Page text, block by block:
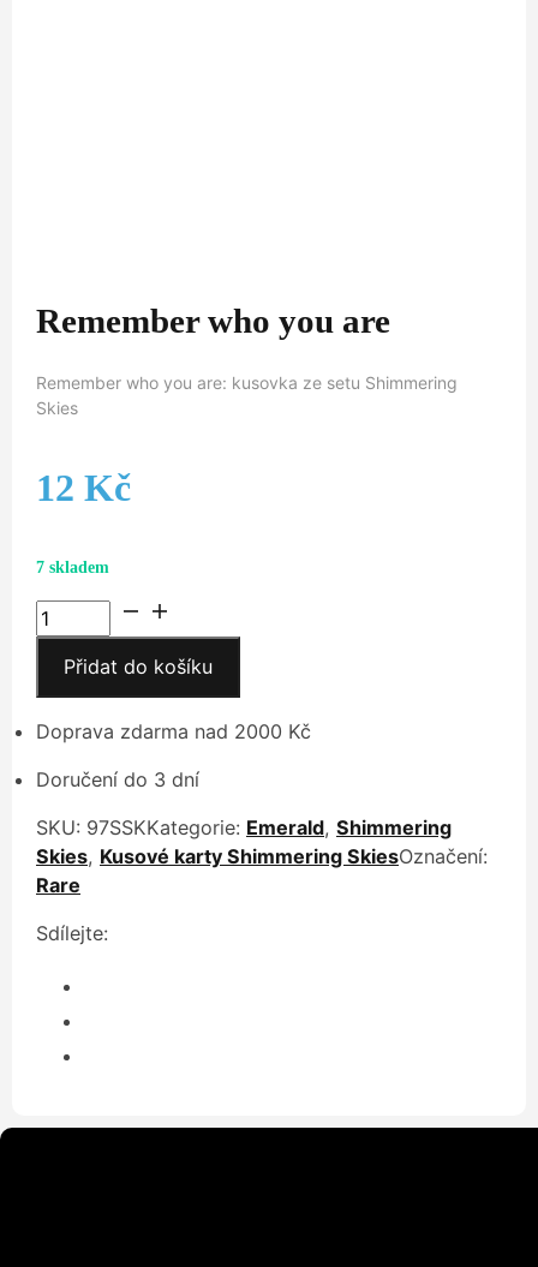
Remember who you are
Remember who you are: kusovka ze setu Shimmering
Skies
12 Kč
7 skladem
Remember
who
you
are
množství
Přidat do košíku
Doprava zdarma nad 2000 Kč
Doručení do 3 dní
SKU: 97SSKKategorie: Emerald, Shimmering
Skies, Kusové karty Shimmering SkiesOznačení:
Rare
Sdílejte: